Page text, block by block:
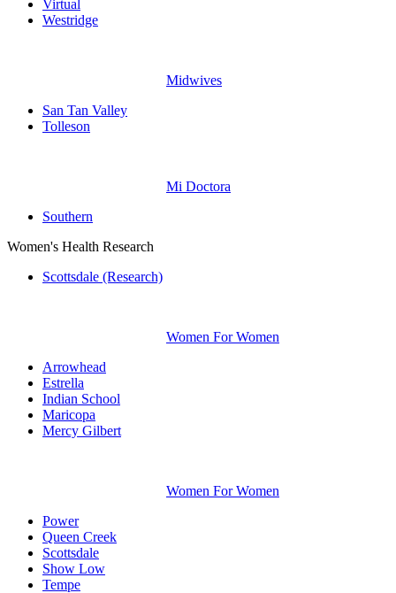
Virtual
Westridge
Midwives
San Tan Valley
Tolleson
Mi Doctora
Southern
Women's Health Research
Scottsdale (Research)
Women For Women
Arrowhead
Estrella
Indian School
Maricopa
Mercy Gilbert
Women For Women
Power
Queen Creek
Scottsdale
Show Low
Tempe